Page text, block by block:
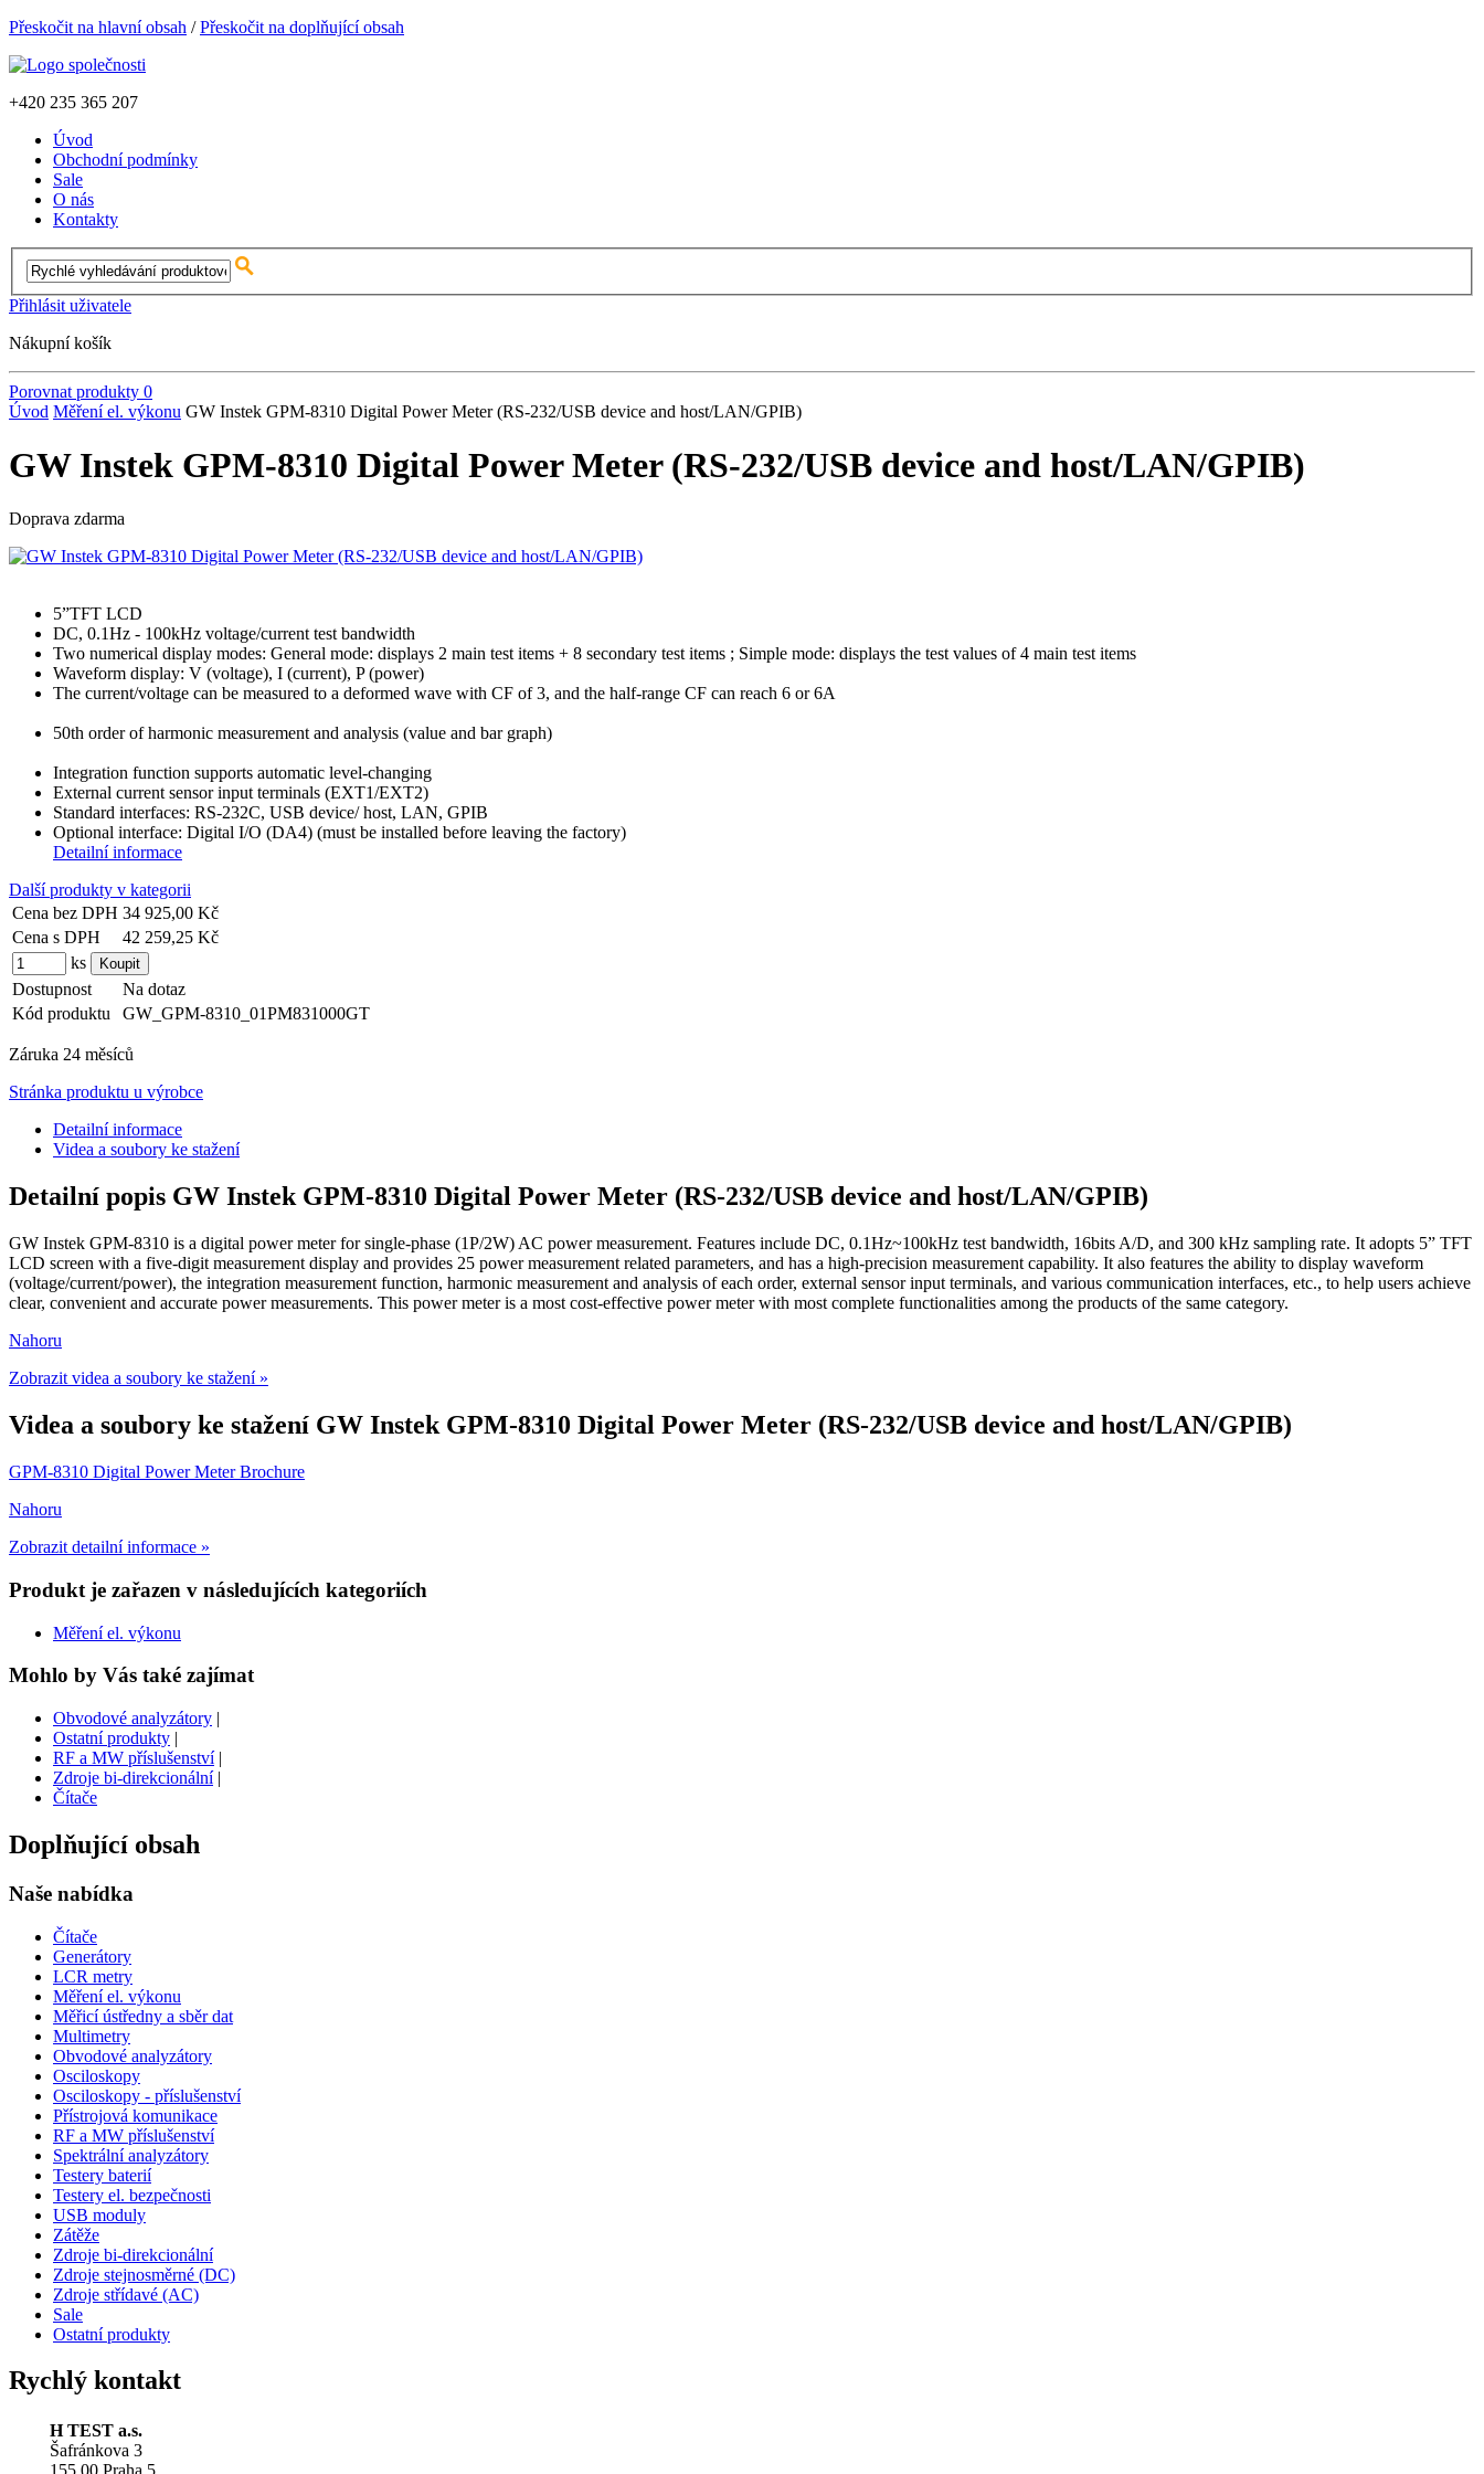
Přeskočit na hlavní obsah /Přeskočit na doplňující obsah
+420 235 365 207
Úvod
Obchodní podmínky
Sale
O nás
Kontakty
Přihlásit uživatele
Nákupní košík
Porovnat produkty 0
Úvod Měření el. výkonu GW Instek GPM-8310 Digital Power Meter (RS-232/USB device and host/LAN/GPIB)
GW Instek GPM-8310 Digital Power Meter (RS-232/USB device and host/LAN/GPIB)
Doprava zdarma
5”TFT LCD
DC, 0.1Hz - 100kHz voltage/current test bandwidth
Two numerical display modes: General mode: displays 2 main test items + 8 secondary test items ; Simple mode: displays the test values of 4 main test items
Waveform display: V (voltage), I (current), P (power)
The current/voltage can be measured to a deformed wave with CF of 3, and the half-range CF can reach 6 or 6A
50th order of harmonic measurement and analysis (value and bar graph)
Integration function supports automatic level-changing
External current sensor input terminals (EXT1/EXT2)
Standard interfaces: RS-232C, USB device/ host, LAN, GPIB
Optional interface: Digital I/O (DA4) (must be installed before leaving the factory)
Detailní informace
Další produkty v kategorii
Cena bez DPH 34 925,00 Kč
Cena s DPH
42 259,25 Kč
ks
Dostupnost
Na dotaz
Kód produktu
GW_GPM-8310_01PM831000GT
Záruka 24 měsíců
Stránka produktu u výrobce
Detailní informace
Videa a soubory ke stažení
Detailní popis GW Instek GPM-8310 Digital Power Meter (RS-232/USB device and host/LAN/GPIB)
GW Instek GPM-8310 is a digital power meter for single-phase (1P/2W) AC power measurement. Features include DC, 0.1Hz~100kHz test bandwidth, 16bits A/D, and 300 kHz sampling rate. It adopts 5” TFT
LCD screen with a five-digit measurement display and provides 25 power measurement related parameters, and has a high-precision measurement capability. It also features the ability to display waveform
(voltage/current/power), the integration measurement function, harmonic measurement and analysis of each order, external sensor input terminals, and various communication interfaces, etc., to help users achieve
clear, convenient and accurate power measurements. This power meter is a most cost-effective power meter with most complete functionalities among the products of the same category.
Nahoru
Zobrazit videa a soubory ke stažení »
Videa a soubory ke stažení GW Instek GPM-8310 Digital Power Meter (RS-232/USB device and host/LAN/GPIB)
GPM-8310 Digital Power Meter Brochure
Nahoru
Zobrazit detailní informace »
Produkt je zařazen v následujících kategoriích
Měření el. výkonu
Mohlo by Vás také zajímat
Obvodové analyzátory |
Ostatní produkty |
RF a MW příslušenství|
Zdroje bi-direkcionální|
Čítače
Doplňující obsah
Naše nabídka
Čítače
Generátory
LCR metry
Měření el. výkonu
Měřicí ústředny a sběr dat
Multimetry
Obvodové analyzátory
Osciloskopy
Osciloskopy - příslušenství
Přístrojová komunikace
RF a MW příslušenství
Spektrální analyzátory
Testery baterií
Testery el. bezpečnosti
USB moduly
Zátěže
Zdroje bi-direkcionální
Zdroje stejnosměrné (DC)
Zdroje střídavé (AC)
Sale
Ostatní produkty
Rychlý kontakt
H TEST a.s.
Šafránkova 3